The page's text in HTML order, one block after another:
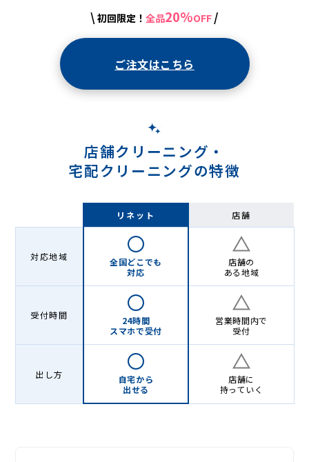
\ 初回限定！ 全品20%OFF /
ご注文はこちら
店舗クリーニング・
宅配クリーニングの特徴
リネット 店舗
対応地域
全国どこでも
対応
店舗の
ある地域
受付時間
24時間
スマホで受付
営業時間内で
受付
出し方
自宅から
出せる
店舗に
持っていく